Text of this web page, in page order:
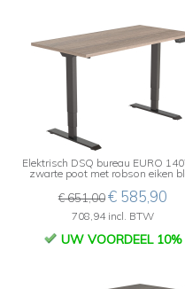
Elektrisch DSQ bureau EURO
zwarte poot met robson eiken
€ 651,00€ 585,90
708,94 incl. BTW
UW VOORDEEL 10%